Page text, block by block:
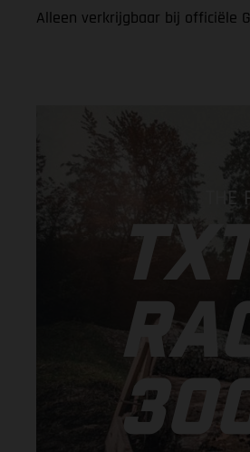
Alleen verkrijgbaar bij officiële